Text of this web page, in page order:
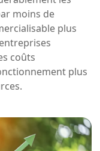
moins de
plus
coûts
plus